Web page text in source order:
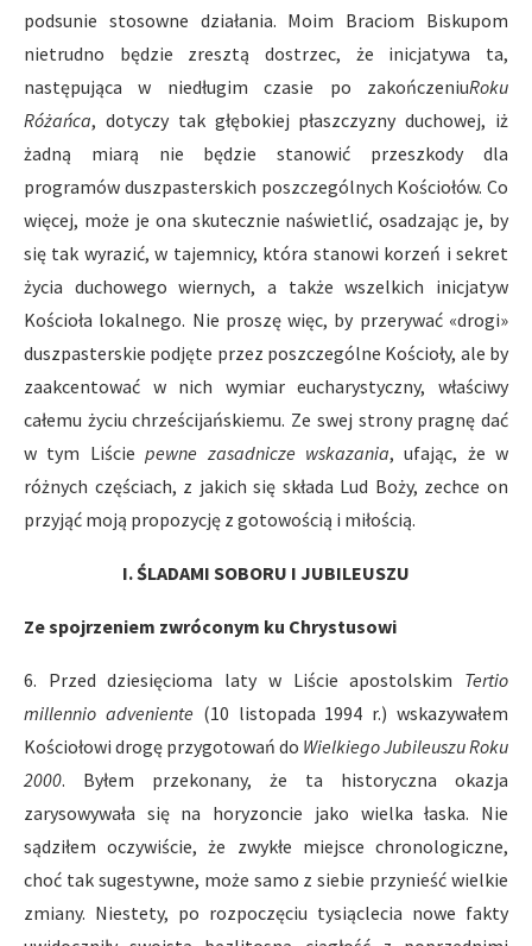
podsunie stosowne działania. Moim Braciom Biskupom
nietrudno będzie zresztą dostrzec, że inicjatywa ta,
następująca w niedługim czasie po zakończeniuRoku
Różańca, dotyczy tak głębokiej płaszczyzny duchowej, iż
żadną miarą nie będzie stanowić przeszkody dla
programów duszpasterskich poszczególnych Kościołów. Co
więcej, może je ona skutecznie naświetlić, osadzając je, by
się tak wyrazić, w tajemnicy, która stanowi korzeń i sekret
życia duchowego wiernych, a także wszelkich inicjatyw
Kościoła lokalnego. Nie proszę więc, by przerywać «drogi»
duszpasterskie podjęte przez poszczególne Kościoły, ale by
zaakcentować w nich wymiar eucharystyczny, właściwy
całemu życiu chrześcijańskiemu. Ze swej strony pragnę dać
w tym Liście pewne zasadnicze wskazania, ufając, że w
różnych częściach, z jakich się składa Lud Boży, zechce on
przyjąć moją propozycję z gotowością i miłością.
I. ŚLADAMI SOBORU I JUBILEUSZU
Ze spojrzeniem zwróconym ku Chrystusowi
6. Przed dziesięcioma laty w Liście apostolskim Tertio
millennio adveniente (10 listopada 1994 r.) wskazywałem
Kościołowi drogę przygotowań do Wielkiego Jubileuszu Roku
2000. Byłem przekonany, że ta historyczna okazja
zarysowywała się na horyzoncie jako wielka łaska. Nie
sądziłem oczywiście, że zwykłe miejsce chronologiczne,
choć tak sugestywne, może samo z siebie przynieść wielkie
zmiany. Niestety, po rozpoczęciu tysiąclecia nowe fakty